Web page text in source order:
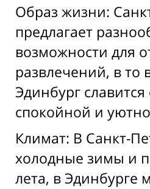
Образ жизни:
предлагает
возможности для
развлечений, в то
Эдинбург славится
спокойной и
Климат: В Санкт-
холодные зимы и
лета, в Эдинбурге